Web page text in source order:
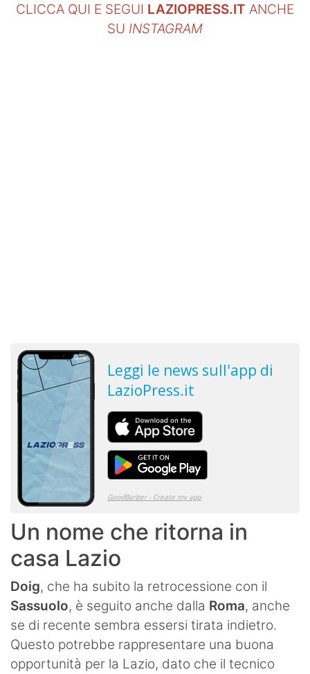
CLICCA QUI E SEGUI LAZIOPRESS.IT ANCHE
SU INSTAGRAM
Un nome che ritorna in
casa Lazio
Doig, che ha subito la retrocessione con il
Sassuolo, è seguito anche dalla Roma, anche
se di recente sembra essersi tirata indietro.
Questo potrebbe rappresentare una buona
opportunità per la Lazio, dato che il tecnico